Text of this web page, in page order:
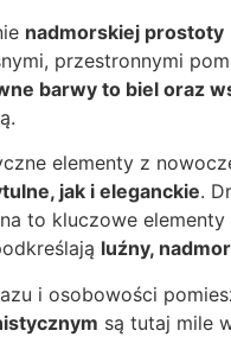
nadmorskiej prostoty
przestronnymi
barwy to biel oraz
elementy z
jak i eleganckie.
to kluczowe
luźny,
i osobowości
są tutaj mile